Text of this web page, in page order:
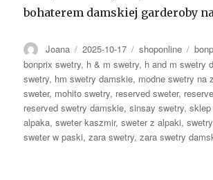
bohaterem damskiej garderoby
Autor
Joana Opublikowano
2025-10-17 Kategorie
shoponline Tagi
bonprix swetry, h & m swetry, h and m swetry
swetry, hm swetry damskie, modne swetry na
sweter, mohito swetry, reserved sweter,
reserved swetry damskie,sinsay swetry,
alpaka,sweter kaszmir,sweter z alpaki,
sweter w paski,zara swetry,zara swetry